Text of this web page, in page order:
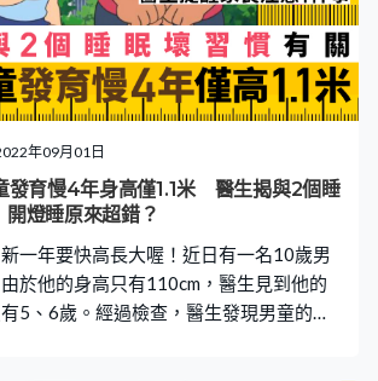
全身麻痺、呼吸困難 翌日早上，Kim Taia
感到全身麻痺、呼吸困難、無法說話，
醫生診治之際，想起Kim Taia昨日曾因食蜆
，發現她體內患有「麻痺性貝毒」
poison）。最後，Kim Taia住院一周
安中心：可致24小時內呼吸系統停頓 食安
濾食性生物，容易攝取水中的毒藻，所
年09月01日
發育慢4年身高僅1.1米 醫生揭與2個睡
燈睡原來超錯？
一年要快高長大喔！近日有一名10歲男
於他的身高只有110cm，醫生見到他的
5、6歲。經過檢查，醫生發現男童的骨